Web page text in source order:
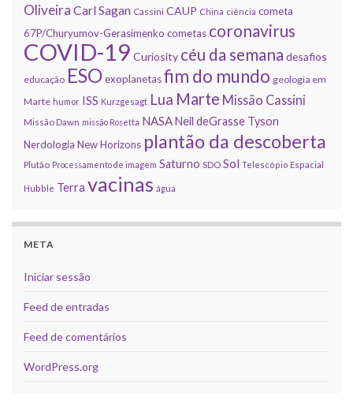
Oliveira Carl Sagan Cassini CAUP China ciência cometa
67P/Churyumov-Gerasimenko cometas coronavirus
COVID-19 Curiosity céu da semana desafios
educação ESOexoplanetasfim do mundo geologia em
Marte humor ISS Kurzgesagt Lua Marte Missão Cassini
Missão Dawn missão Rosetta NASANeil deGrasse Tyson
Nerdologia New Horizons plantão da descoberta
Plutão Processamento de imagem Saturno SDO Sol Telescópio Espacial
Hubble Terra vacinas água
META
Iniciar sessão
Feed de entradas
Feed de comentários
WordPress.org